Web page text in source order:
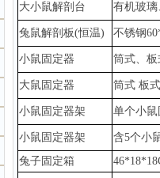
大小鼠解剖台
有机玻璃
兔鼠解剖板(恒温) 不锈钢
小鼠固定器 筒式、板
大鼠固定器 筒式 板式
小鼠固定器架 单个小鼠
小鼠固定器架 含5个小
兔子固定箱